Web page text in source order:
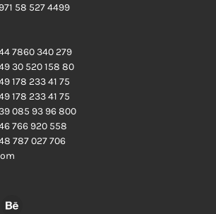
58 527 4499
7860 340 279
30 520 158 80
178 233 41 75
178 233 41 75
085 93 96 800
766 920 558
787 027 706